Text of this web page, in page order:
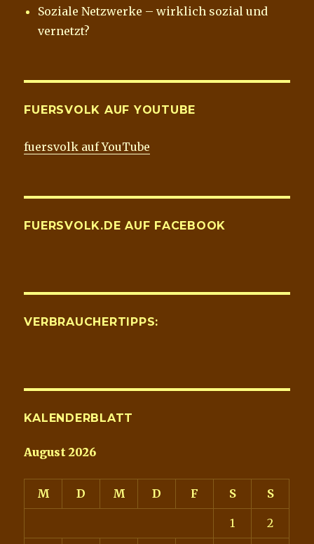
Soziale Netzwerke – wirklich sozial und
vernetzt?
FUERSVOLK AUF YOUTUBE
fuersvolk auf YouTube
FUERSVOLK.DE AUF FACEBOOK
VERBRAUCHERTIPPS:
KALENDERBLATT
August 2026
M D M D F S S
1 2